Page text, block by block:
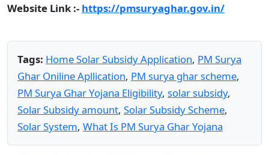
Website Link :- https://pmsuryaghar.gov.in/
Tags: Home Solar Subsidy Application, PM Surya
Ghar Oniline Apllication, PM surya ghar scheme,
PM Surya Ghar Yojana Eligibility, solar subsidy,
Solar Subsidy amount, Solar Subsidy Scheme,
Solar System, What Is PM Surya Ghar Yojana